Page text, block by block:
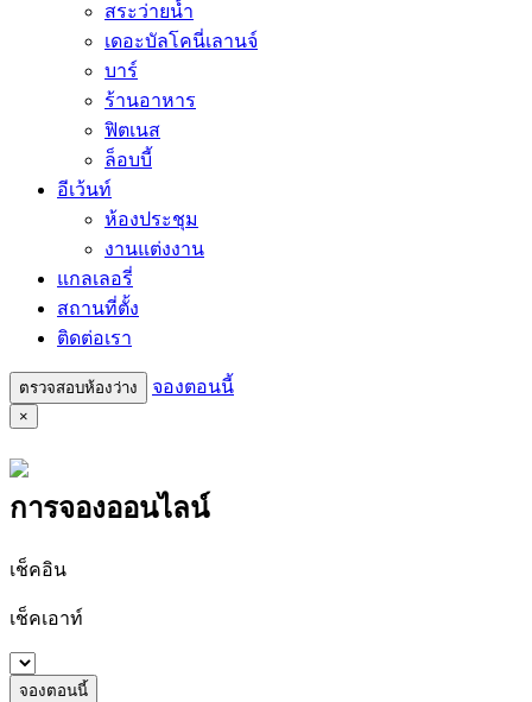
สระว่ายน้ำ
เดอะบัลโคนี่เลานจ์
บาร์
ร้านอาหาร
ฟิตเนส
ล็อบบี้
อีเว้นท์
ห้องประชุม
งานแต่งงาน
แกลเลอรี่
สถานที่ตั้ง
ติดต่อเรา
ตรวจสอบห้องว่าง จองตอนนี้
×
การจองออนไลน์
เช็คอิน
เช็คเอาท์